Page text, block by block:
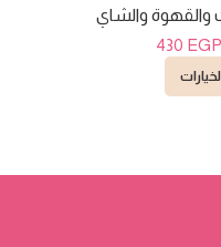
والقهوة والشاي
430 EGP